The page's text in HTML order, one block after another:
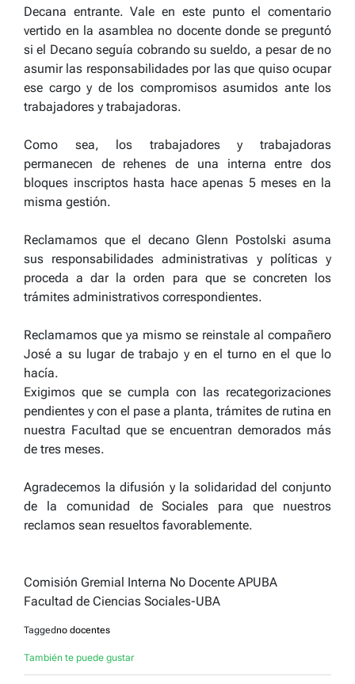
Decana entrante. Vale en este punto el comentario
vertido en la asamblea no docente donde se preguntó
si el Decano seguía cobrando su sueldo, a pesar de no
asumir las responsabilidades por las que quiso ocupar
ese cargo y de los compromisos asumidos ante los
trabajadores y trabajadoras.
Como sea, los trabajadores y trabajadoras
permanecen de rehenes de una interna entre dos
bloques inscriptos hasta hace apenas 5 meses en la
misma gestión.
Reclamamos que el decano Glenn Postolski asuma
sus responsabilidades administrativas y políticas y
proceda a dar la orden para que se concreten los
trámites administrativos correspondientes.
Reclamamos que ya mismo se reinstale al compañero
José a su lugar de trabajo y en el turno en el que lo
hacía.
Exigimos que se cumpla con las recategorizaciones
pendientes y con el pase a planta, trámites de rutina en
nuestra Facultad que se encuentran demorados más
de tres meses.
Agradecemos la difusión y la solidaridad del conjunto
de la comunidad de Sociales para que nuestros
reclamos sean resueltos favorablemente.
Comisión Gremial Interna No Docente APUBA
Facultad de Ciencias Sociales-UBA
Taggedno docentes
También te puede gustar